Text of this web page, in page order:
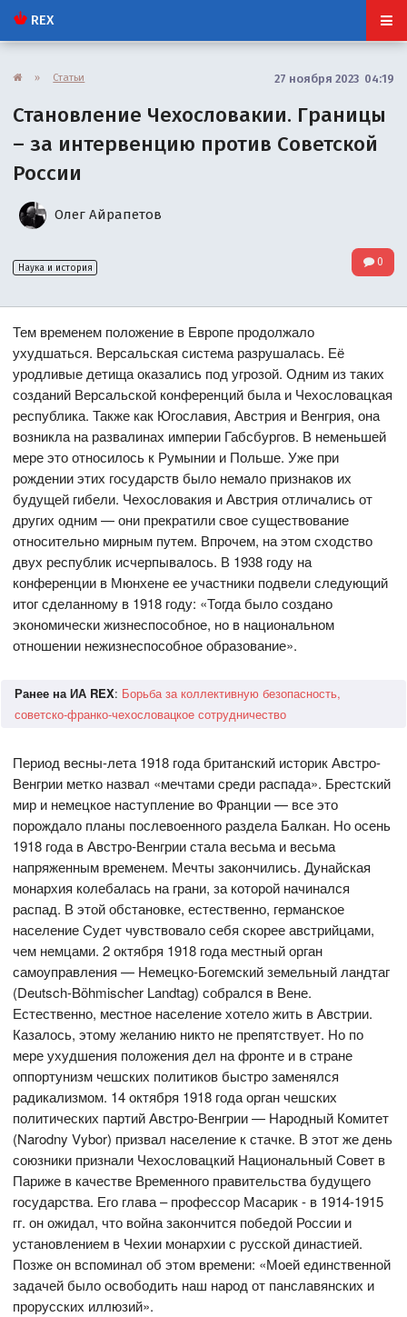
REX
» Статьи 27 ноября 2023 04:19
Становление Чехословакии. Границы
– за интервенцию против Советской
России
Олег Айрапетов
Наука и история 0
Тем временем положение в Европе продолжало
ухудшаться. Версальская система разрушалась. Её
уродливые детища оказались под угрозой. Одним из таких
созданий Версальской конференций была и Чехословацкая
республика. Также как Югославия, Австрия и Венгрия, она
возникла на развалинах империи Габсбургов. В неменьшей
мере это относилось к Румынии и Польше. Уже при
рождении этих государств было немало признаков их
будущей гибели. Чехословакия и Австрия отличались от
других одним — они прекратили свое существование
относительно мирным путем. Впрочем, на этом сходство
двух республик исчерпывалось. В 1938 году на
конференции в Мюнхене ее участники подвели следующий
итог сделанному в 1918 году: «Тогда было создано
экономически жизнеспособное, но в национальном
отношении нежизнеспособное образование».
Ранее на ИА REX: Борьба за коллективную безопасность,
советско-франко-чехословацкое сотрудничество
Период весны-лета 1918 года британский историк Австро-
Венгрии метко назвал «мечтами среди распада». Брестский
мир и немецкое наступление во Франции — все это
порождало планы послевоенного раздела Балкан. Но осень
1918 года в Австро-Венгрии стала весьма и весьма
напряженным временем. Мечты закончились. Дунайская
монархия колебалась на грани, за которой начинался
распад. В этой обстановке, естественно, германское
население Судет чувствовало себя скорее австрийцами,
чем немцами. 2 октября 1918 года местный орган
самоуправления — Немецко-Богемский земельный ландтаг
(Deutsch-Böhmischer Landtag) собрался в Вене.
Естественно, местное население хотело жить в Австрии.
Казалось, этому желанию никто не препятствует. Но по
мере ухудшения положения дел на фронте и в стране
оппортунизм чешских политиков быстро заменялся
радикализмом. 14 октября 1918 года орган чешских
политических партий Австро-Венгрии — Народный Комитет
(Narodny Vybor) призвал население к стачке. В этот же день
союзники признали Чехословацкий Национальный Совет в
Париже в качестве Временного правительства будущего
государства. Его глава – профессор Масарик - в 1914-1915
гг. он ожидал, что война закончится победой России и
установлением в Чехии монархии с русской династией.
Позже он вспоминал об этом времени: «Моей единственной
задачей было освободить наш народ от панславянских и
прорусских иллюзий».